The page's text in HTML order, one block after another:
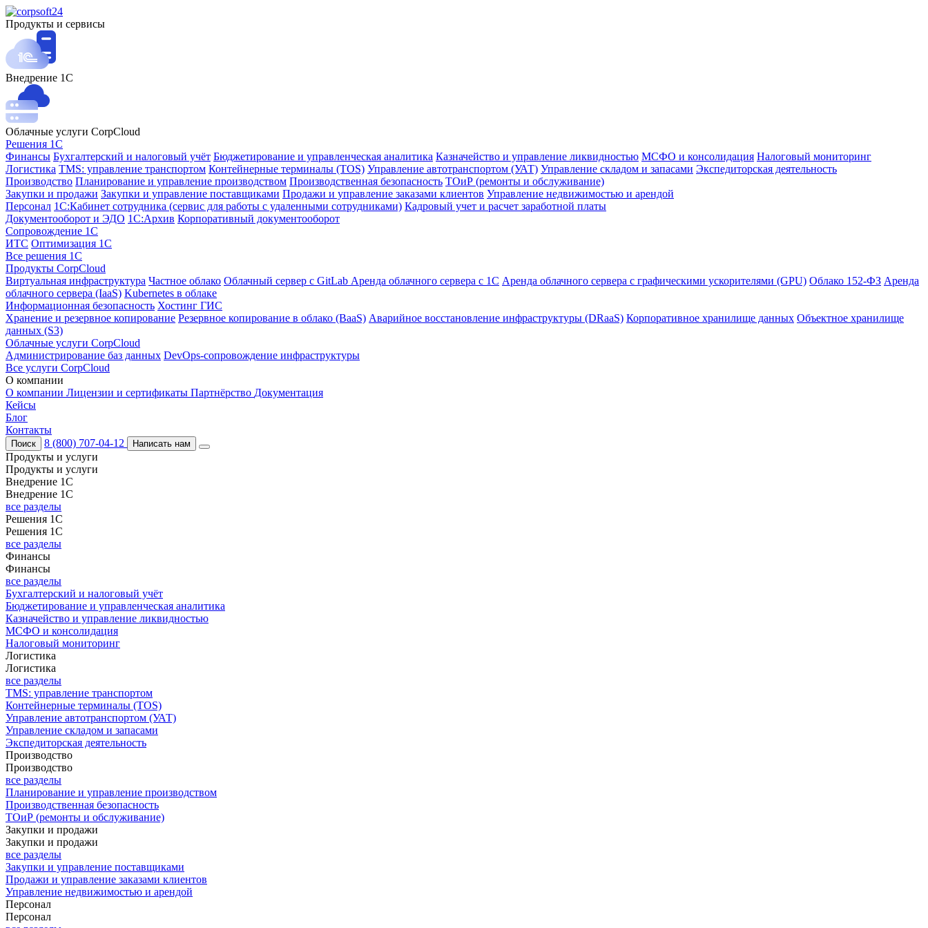
Продукты и сервисы
Внедрение 1С
Облачные услуги CorpCloud
Решения 1С
Финансы Бухгалтерский и налоговый учёт Бюджетирование и управленческая аналитика Казначейство и управление ликвидностью МСФО и консолидация Налоговый мониторинг
Логистика TMS: управление транспортом Контейнерные терминалы (TOS) Управление автотранспортом (УАТ) Управление складом и запасами Экспедиторская деятельность
Производство Планирование и управление производством Производственная безопасность ТОиР (ремонты и обслуживание)
Закупки и продажи Закупки и управление поставщиками Продажи и управление заказами клиентов Управление недвижимостью и арендой
Персонал 1С:Кабинет сотрудника (сервис для работы с удаленными сотрудниками) Кадровый учет и расчет заработной платы
Документооборот и ЭДО 1С:Архив Корпоративный документооборот
Сопровождение 1С
ИТС Оптимизация 1С
Все решения 1С
Продукты CorpCloud
Виртуальная инфраструктура Частное облако Облачный сервер с GitLab Аренда облачного сервера с 1С Аренда облачного сервера с графическими ускорителями (GPU) Облако 152-ФЗ Аренда
облачного сервера (IaaS) Kubernetes в облаке
Информационная безопасность Хостинг ГИС
Хранение и резервное копирование Резервное копирование в облако (BaaS) Аварийное восстановление инфраструктуры (DRaaS) Корпоративное хранилище данных Объектное хранилище
данных (S3)
Облачные услуги CorpCloud
Администрирование баз данных DevOps-сопровождение инфраструктуры
Все услуги CorpCloud
О компании
О компании Лицензии и сертификаты Партнёрство Документация
Кейсы
Блог
Контакты
Поиск 8 (800) 707-04-12 Написать нам
Продукты и услуги
Продукты и услуги
Внедрение 1С
Внедрение 1С
все разделы
Решения 1С
Решения 1С
все разделы
Финансы
Финансы
все разделы
Бухгалтерский и налоговый учёт
Бюджетирование и управленческая аналитика
Казначейство и управление ликвидностью
МСФО и консолидация
Налоговый мониторинг
Логистика
Логистика
все разделы
TMS: управление транспортом
Контейнерные терминалы (TOS)
Управление автотранспортом (УАТ)
Управление складом и запасами
Экспедиторская деятельность
Производство
Производство
все разделы
Планирование и управление производством
Производственная безопасность
ТОиР (ремонты и обслуживание)
Закупки и продажи
Закупки и продажи
все разделы
Закупки и управление поставщиками
Продажи и управление заказами клиентов
Управление недвижимостью и арендой
Персонал
Персонал